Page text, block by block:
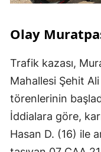
Olay
Trafik kazası,
Mahallesi Şehit
törenlerinin
İddialara göre,
Hasan D. (16) ile